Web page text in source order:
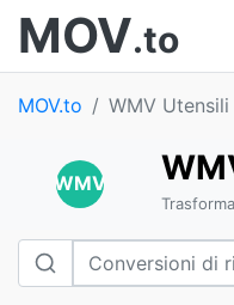
MOV.to
MOV.to WMV Utensili
WMV